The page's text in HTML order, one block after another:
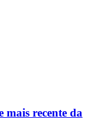
mais recente da